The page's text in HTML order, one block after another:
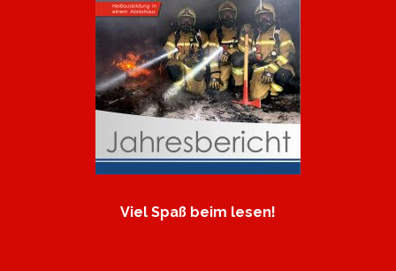
Viel Spaß beim lesen!